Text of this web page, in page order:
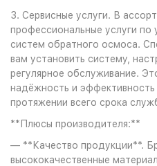
3. Сервисные услуги. В
профессиональные услуги по
систем обратного осмоса.
вам установить систему,
регулярное обслуживание.
надёжность и
протяжении всего срока
**Плюсы производителя:**
— **Качество продукции**.
высококачественные